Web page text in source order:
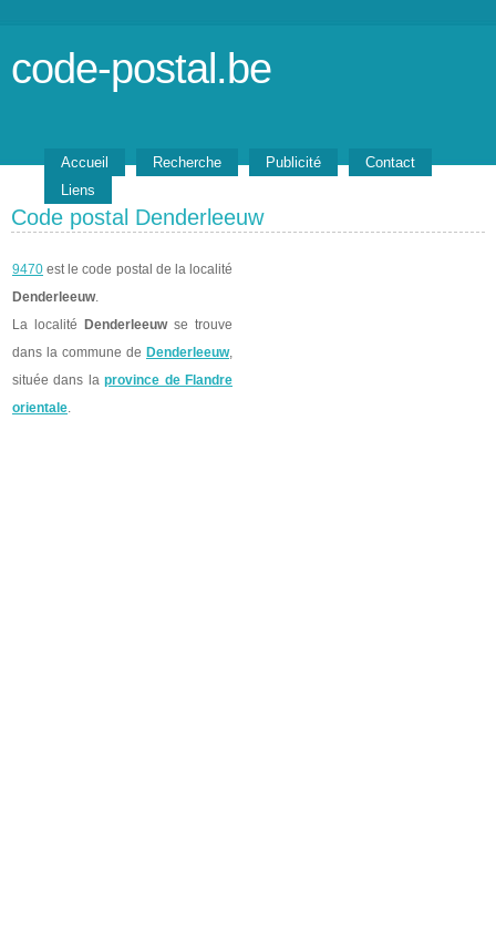
code-postal.be
Accueil Recherche Publicité
Contact
Liens
Code postal Denderleeuw
9470 est le code postal de la localité
Denderleeuw.
La localité
Denderleeuwse trouve
dans la commune de Denderleeuw,
située dans laprovince de Flandre
orientale.